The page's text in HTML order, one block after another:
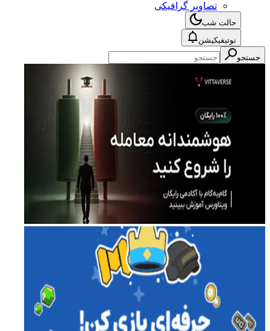
تصاویر گرافیکی
حالت شب
نوتیفیکیشن
جستجو